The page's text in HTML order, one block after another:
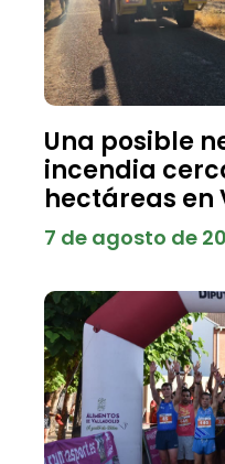
Una posible
incendia
hectáreas en
7 de agosto de